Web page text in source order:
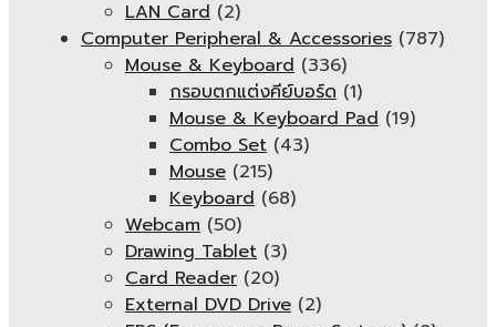
LAN Card (2)
Computer Peripheral & Accessories (787)
Mouse & Keyboard (336)
กรอบตกแต่งคีย์บอร์ด (1)
Mouse & Keyboard Pad (19)
Combo Set (43)
Mouse (215)
Keyboard (68)
Webcam (50)
Drawing Tablet (3)
Card Reader (20)
External DVD Drive (2)